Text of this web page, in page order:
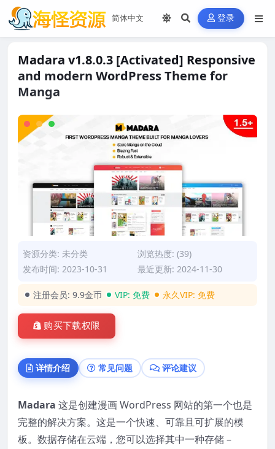
登录
Madara v1.8.0.3 [Activated] Responsive
and modern WordPress Theme for
Manga
资源分类: 未分类
浏览热度: (39)
发布时间: 2023-10-31
最近更新: 2024-11-30
注册会员: 9.9金币 VIP: 免费 永久VIP: 免费
购买下载权限
详情介绍 常见问题 评论建议
Madara 这是创建漫画 WordPress 网站的第一个也是
完整的解决方案。这是一个快速、可靠且可扩展的模
板。数据存储在云端，您可以选择其中一种存储 –